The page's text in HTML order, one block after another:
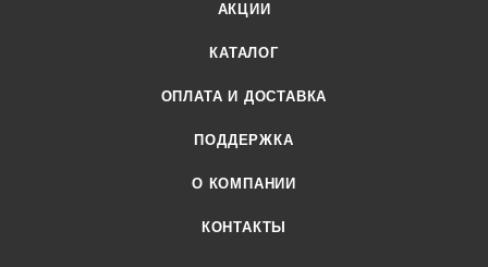
АКЦИИ
КАТАЛОГ
ОПЛАТА И ДОСТАВКА
ПОДДЕРЖКА
О КОМПАНИИ
КОНТАКТЫ